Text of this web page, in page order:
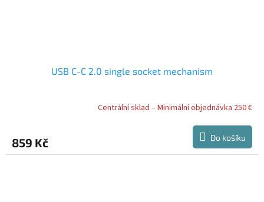
USB C-C 2.0 single socket mechanism
Centrální sklad – Minimální objednávka 250 €
859 Kč Do košíku